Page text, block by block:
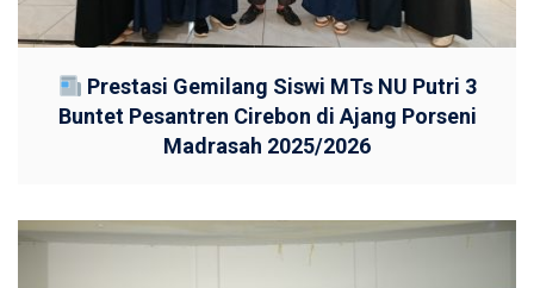
Prestasi Gemilang Siswi MTs NU Putri 3
Buntet Pesantren Cirebon di Ajang Porseni
Madrasah 2025/2026